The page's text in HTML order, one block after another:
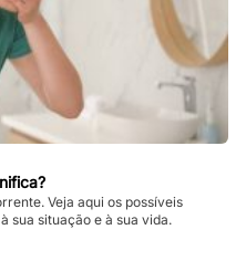
Veja aqui os possíveis
sua situação e à sua vida.